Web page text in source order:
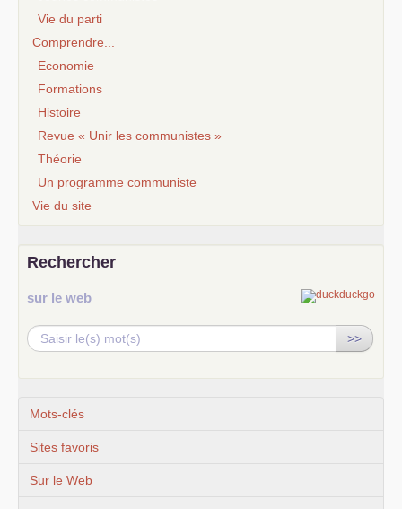
Vie du parti
Comprendre...
Economie
Formations
Histoire
Revue « Unir les communistes »
Théorie
Un programme communiste
Vie du site
Rechercher
sur le web
>>
Mots-clés
Sites favoris
Sur le Web